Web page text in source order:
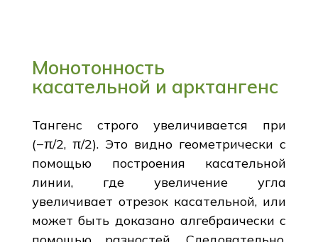
Монотонность
касательной и арктангенс
Тангенс строго увеличивается при
(−π/2, π/2). Это видно геометрически с
помощью построения касательной
линии, где увеличение угла
увеличивает отрезок касательной, или
может быть доказано алгебраически с